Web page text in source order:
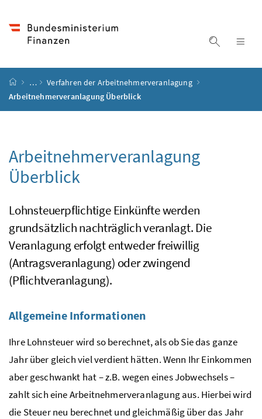
Suche
Startseite
…
Verfahren der Arbeitnehmerveranlagung
Arbeitnehmerveranlagung Überblick
Arbeitnehmerveranlagung
Überblick
Lohnsteuerpflichtige Einkünfte werden
grundsätzlich nachträglich veranlagt. Die
Veranlagung erfolgt entweder freiwillig
(Antragsveranlagung) oder zwingend
(Pflichtveranlagung).
Allgemeine Informationen
Ihre Lohnsteuer wird so berechnet, als ob Sie das ganze
Jahr über gleich viel verdient hätten. Wenn Ihr Einkommen
aber geschwankt hat –z.B. wegen eines Jobwechsels –
zahlt sich eine Arbeitnehmerveranlagung aus. Hierbei wird
die Steuer neu berechnet und gleichmäßig über das Jahr